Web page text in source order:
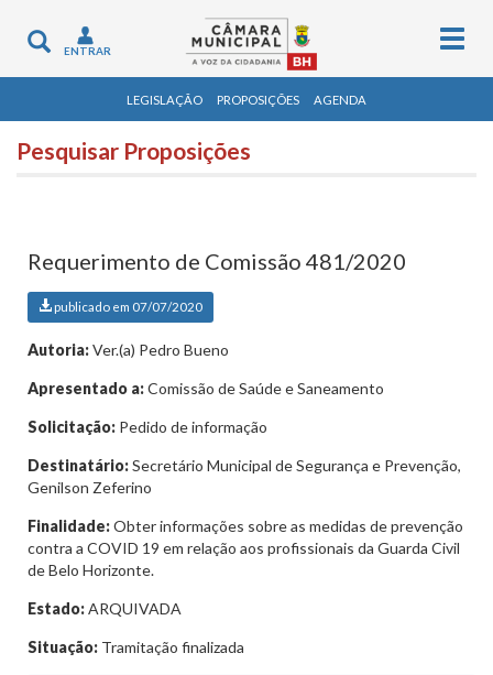
Toggle
navigation
ENTRAR
LEGISLAÇÃO PROPOSIÇÕES AGENDA
Pesquisar Proposições
Requerimento de Comissão 481/2020
publicado em 07/07/2020
Autoria:Ver.(a) Pedro Bueno
Apresentado a:Comissão de Saúde e Saneamento
Solicitação: Pedido de informação
Destinatário:Secretário Municipal de Segurança e Prevenção,
Genilson Zeferino
Finalidade:Obter informações sobre as medidas de prevenção
contra a COVID 19 em relação aos profissionais da Guarda Civil
de Belo Horizonte.
Estado:ARQUIVADA
Situação: Tramitação finalizada